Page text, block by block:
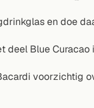
en doe
deel Blue Curacao
voorzichtig